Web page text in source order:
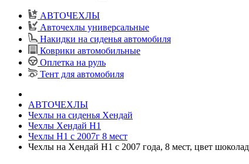
АВТОЧЕХЛЫ
Авточехлы универсальные
Накидки на сиденья автомобиля
Коврики автомобильные
Оплетка на руль
Тент для автомобиля
АВТОЧЕХЛЫ
Чехлы на сиденья Хендай
Чехлы Хендай Н1
Чехлы Н1 с 2007г 8 мест
Чехлы на Хендай Н1 с 2007 года, 8 мест, цвет